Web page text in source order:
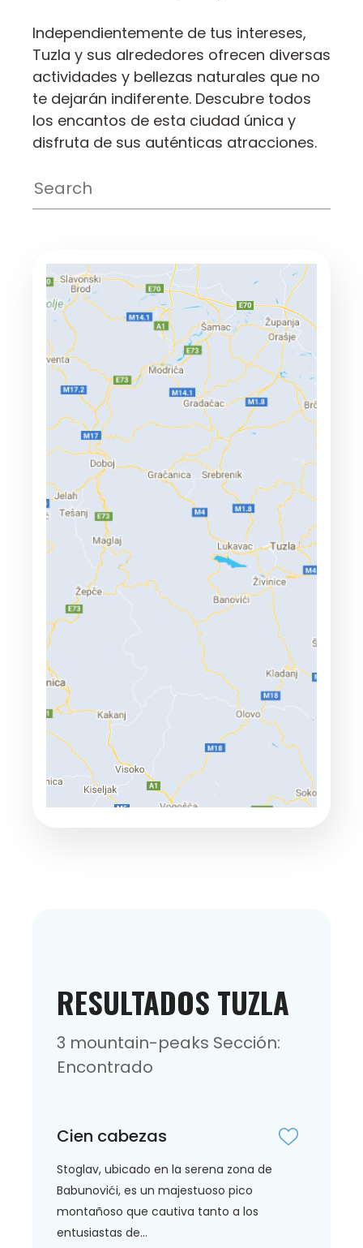
Independientemente de tus intereses,
Tuzla y sus alrededores ofrecen diversas
actividades y bellezas naturales que no
te dejarán indiferente. Descubre todos
los encantos de esta ciudad única y
disfruta de sus auténticas atracciones.
RESULTADOS TUZLA
3 mountain-peaks Sección:
Encontrado
Cien cabezas
Stoglav, ubicado en la serena zona de
Babunovići, es un majestuoso pico
montañoso que cautiva tanto a los
entusiastas de...